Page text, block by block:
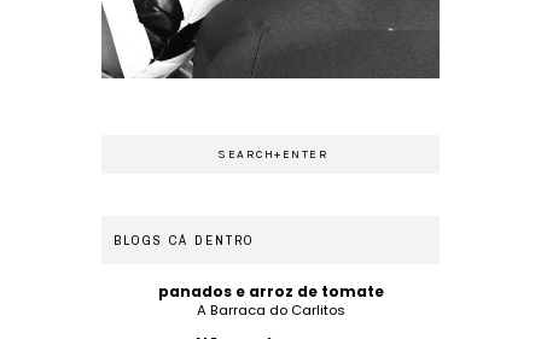
BLOGS CÁ DENTRO
panados e arroz de tomate
A Barraca do Carlitos